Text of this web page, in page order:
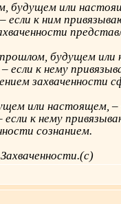
будущем или
– если к ним
будущем или
– если к нему
захваченности
или настоящем, –
если к нему
сознанием.